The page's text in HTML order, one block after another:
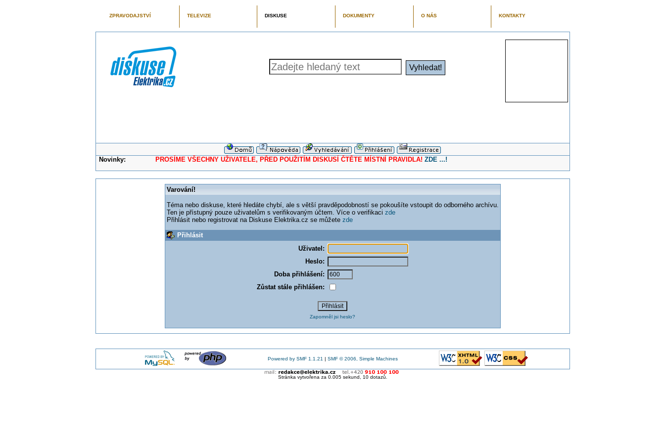
ZPRAVODAJSTVÍ TELEVIZE DISKUSE DOKUMENTY O NÁS KONTAKTY
Novinky: PROSÍME VŠECHNY UŽIVATELE, PŘED POUŽITÍM DISKUSÍ ČTĚTE MÍSTNÍ PRAVIDLA! ZDE ...!
Varování!
Téma nebo diskuse, které hledáte chybí, ale s větší pravděpodobností se pokoušíte vstoupit do odborného archívu.
Ten je přístupný pouze uživatelům s verifikovaným účtem. Více o verifikaci zde
Přihlásit nebo registrovat na Diskuse Elektrika.cz se můžete zde
Přihlásit
Uživatel:
Heslo:
Doba přihlášení:
Zůstat stále přihlášen:
Zapomněl jsi heslo?
Powered by SMF 1.1.21 | SMF © 2006, Simple Machines
Stránka vytvořena za 0.005 sekund, 10 dotazů.